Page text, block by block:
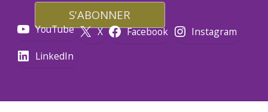
YouTube X Facebook
Instagram
LinkedIn